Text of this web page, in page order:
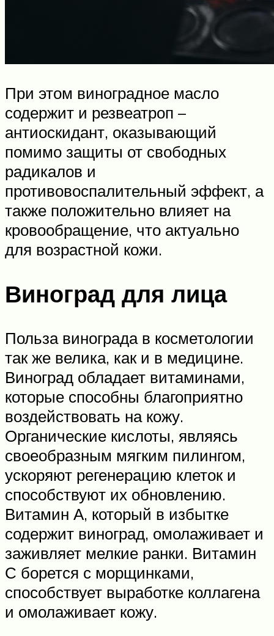
При этом виноградное масло
содержит и резвеатроп –
антиоскидант, оказывающий
помимо защиты от свободных
радикалов и
противовоспалительный эффект, а
также положительно влияет на
кровообращение, что актуально
для возрастной кожи.
Виноград для лица
Польза винограда в косметологии
так же велика, как и в медицине.
Виноград обладает витаминами,
которые способны благоприятно
воздействовать на кожу.
Органические кислоты, являясь
своеобразным мягким пилингом,
ускоряют регенерацию клеток и
способствуют их обновлению.
Витамин А, который в избытке
содержит виноград, омолаживает и
заживляет мелкие ранки. Витамин
С борется с морщинками,
способствует выработке коллагена
и омолаживает кожу.